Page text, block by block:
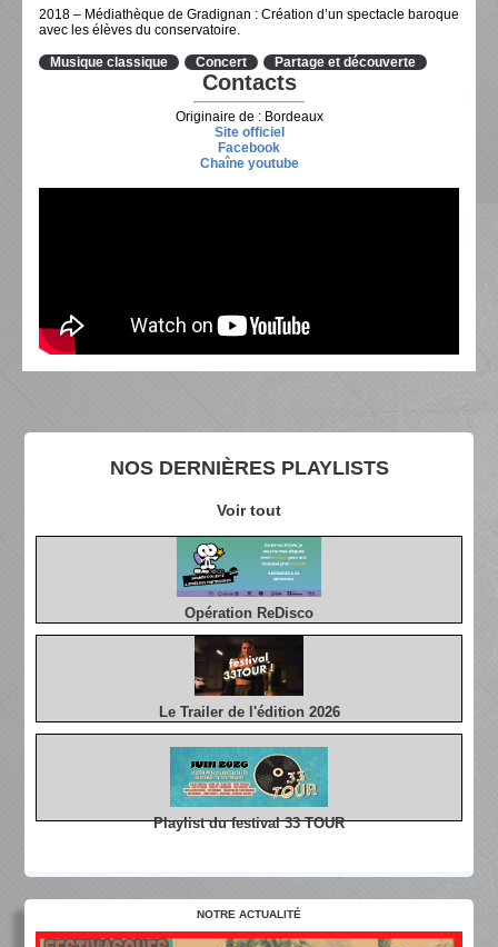
NOS DERNIÈRES PLAYLISTS
Voir tout
Opération ReDisco
Le Trailer de l'édition 2026
Playlist du festival 33 TOUR
2018 – Médiathèque de Gradignan : Création d’un spectacle baroque
avec les élèves du conservatoire.
Musique classique Concert Partage et découverte
Contacts
Originaire de : Bordeaux
Site officiel
Facebook
Chaîne youtube
NOTRE ACTUALITÉ